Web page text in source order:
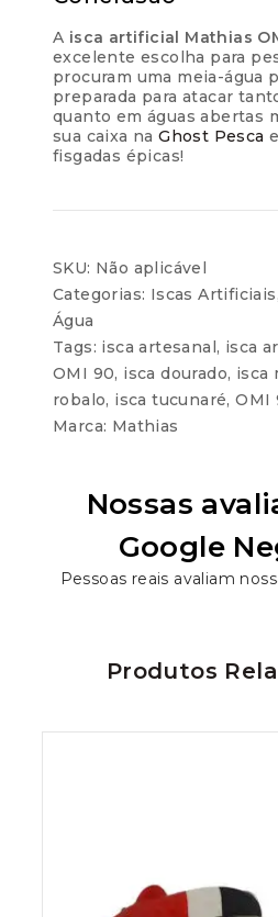
A isca artificial Mathias
excelente escolha para
procuram uma meia-água
preparada para atacar
quanto em águas abertas
sua caixa naGhost Pesca
fisgadas épicas!
SKU: Não aplicável
Categorias: Iscas Artificiais
Água
Tags: isca artesanal, isca
OMI 90, isca dourado, isca
robalo, isca tucunaré,OMI
Marca: Mathias
Nossas
Google
Pessoas reais avaliam
Produtos